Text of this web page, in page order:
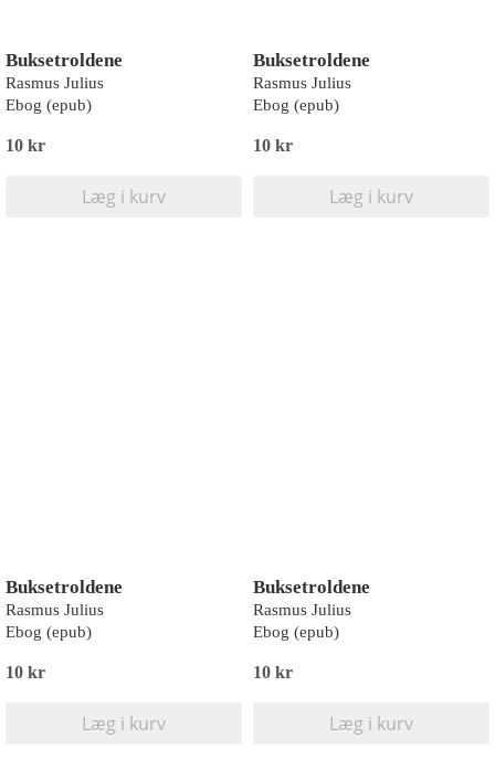
Buksetroldene
Rasmus Julius
Ebog (epub)
10 kr
Læg i kurv
Buksetroldene
Rasmus Julius
Ebog (epub)
10 kr
Læg i kurv
Buksetroldene
Rasmus Julius
Ebog (epub)
10 kr
Læg i kurv
Buksetroldene
Rasmus Julius
Ebog (epub)
10 kr
Læg i kurv